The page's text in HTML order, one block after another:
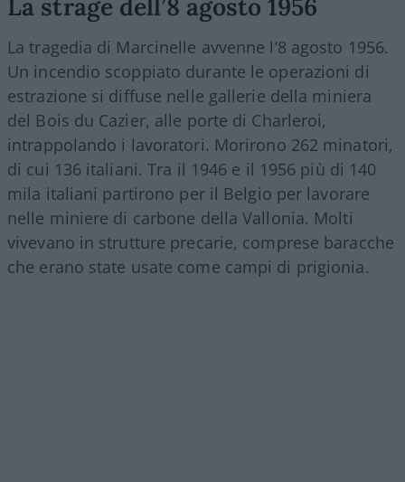
La strage dell’8 agosto 1956
La tragedia di Marcinelle avvenne l’8 agosto 1956.
Un incendio scoppiato durante le operazioni di
estrazione si diffuse nelle gallerie della miniera
del Bois du Cazier, alle porte di Charleroi,
intrappolando i lavoratori. Morirono 262 minatori,
di cui 136 italiani. Tra il 1946 e il 1956 più di 140
mila italiani partirono per il Belgio per lavorare
nelle miniere di carbone della Vallonia. Molti
vivevano in strutture precarie, comprese baracche
che erano state usate come campi di prigionia.